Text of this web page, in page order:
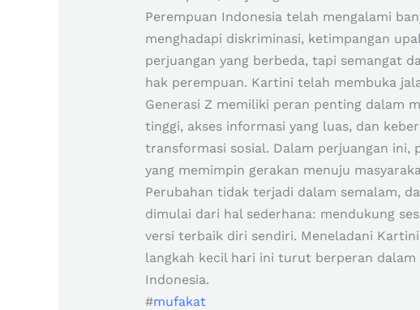
Perempuan Indonesia telah mengalami
menghadapi diskriminasi, ketimpangan
perjuangan yang berbeda, tapi semangat
hak perempuan. Kartini telah membuka
Generasi Z memiliki peran penting dalam
tinggi, akses informasi yang luas, dan
transformasi sosial. Dalam perjuangan ini,
yang memimpin gerakan menuju
Perubahan tidak terjadi dalam semalam,
dimulai dari hal sederhana: mendukung
versi terbaik diri sendiri. Meneladani
langkah kecil hari ini turut berperan dalam
Indonesia.
#mufakat